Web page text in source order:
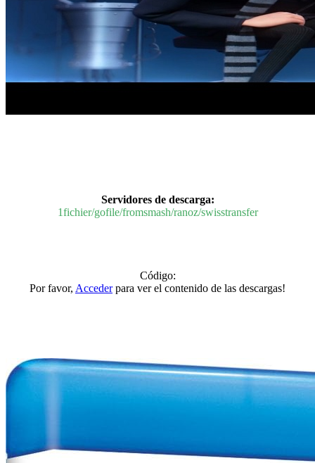
Servidores de descarga:
1fichier/gofile/fromsmash/ranoz/swisstransfer
Código:
Por favor, Accederpara ver el contenido de las descargas!